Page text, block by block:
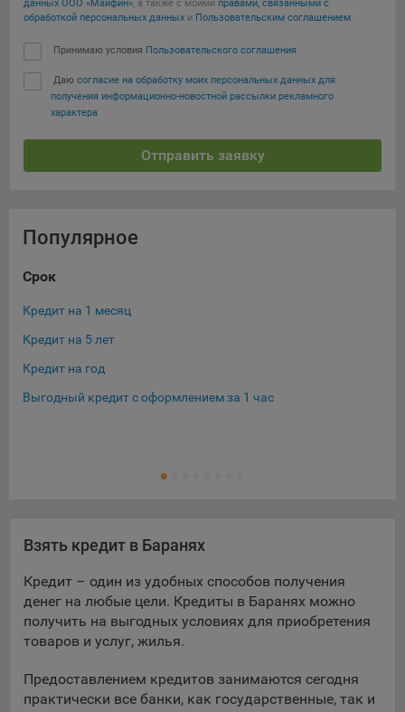
используется для обеспечения корректной работы сайта.
Компании, которой мы поручаем обработку данных для
данной цели:
Сервис хранения информации, предоставляемый
компанией, согласно договора аренды ООО «Рэкун
технолоджи», 220069 г. Минск, пр-т Дзержинского, д.3Б,
Отключение рекламных cookie-файлы не позволит
Сайта, исходя из предпочтений пользователя, а также
материалов по наиболее актуальному, подходящему
Компании, которым мы поручаем обработку данных для
Сохранить мои изменения
Сохранить по умолчанию
данных ООО «Майфин», а также с моими правами, связанными с
обработкой персональных данных и Пользовательским соглашением:
Принимаю условия Пользовательского соглашения
Даю согласие на обработку моих персональных данных для
получения информационно-новостной рассылки рекламного
характера
Отправить заявку
Популярное
Срок
Кредит на 1 месяц
Кредит на 5 лет
Кредит на год
Выгодный кредит с оформлением за 1 час
Взять кредит в Баранях
Кредит – один из удобных способов получения
денег на любые цели. Кредиты в Баранях можно
получить на выгодных условиях для приобретения
товаров и услуг, жилья.
Предоставлением кредитов занимаются сегодня
практически все банки, как государственные, так и